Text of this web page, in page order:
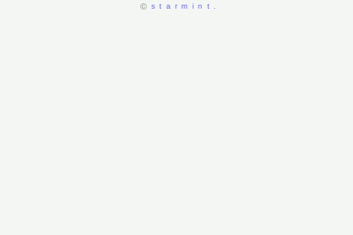
© starmint.